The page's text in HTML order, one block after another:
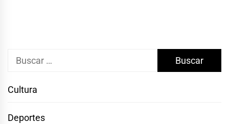
Buscar:
Cultura
Deportes